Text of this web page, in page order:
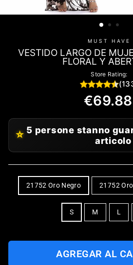
MUST HAVE
VESTIDO LARGO DE
FLORAL Y
Store Rating:
Precio
habitual
€69.88
⭐ 5 persone stanno
articolo
21752 Oro Negro 21752 Oro
S M L
AGREGAR AL